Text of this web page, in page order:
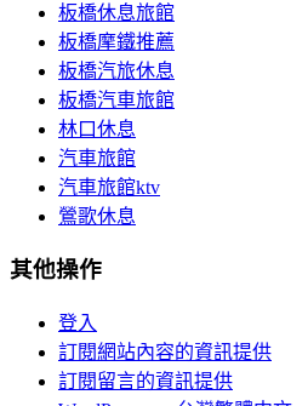
板橋休息旅館
板橋摩鐵推薦
板橋汽旅休息
板橋汽車旅館
林口休息
汽車旅館
汽車旅館ktv
鶯歌休息
其他操作
登入
訂閱網站內容的資訊提供
訂閱留言的資訊提供